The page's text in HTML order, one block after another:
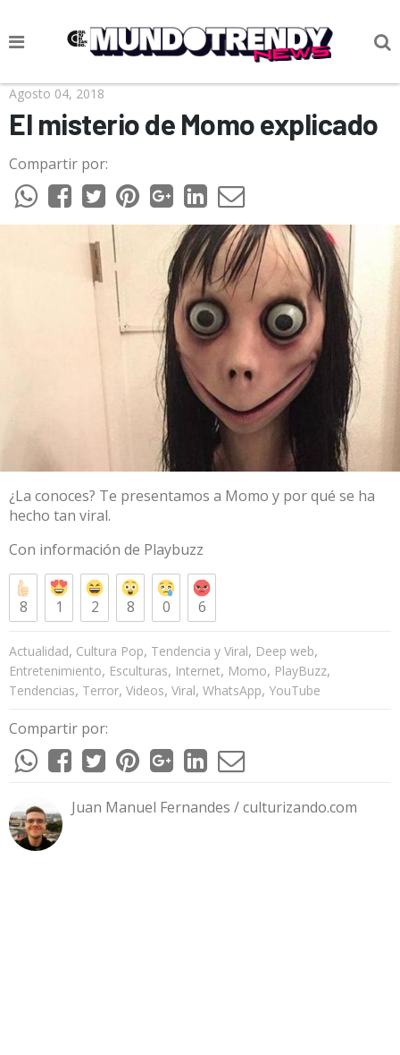
NOTICIAS
CULTURA POP
CIENCIA Y TECNOLOGÍA
VIDA
CULTURIZANDO.COM
Agosto 04, 2018
El misterio de Momo explicado
Compartir por:
¿La conoces? Te presentamos a Momo y por qué se ha
hecho tan viral.
Con información de Playbuzz
8 1 2 8 0 6
Actualidad, Cultura Pop, Tendencia y Viral, Deep web,
Entretenimiento, Esculturas, Internet, Momo, PlayBuzz,
Tendencias, Terror, Videos, Viral, WhatsApp, YouTube
Compartir por:
Juan Manuel Fernandes / culturizando.com